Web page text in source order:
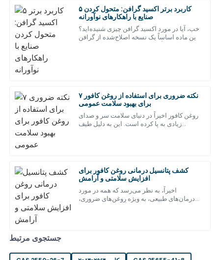
۵ کاربرد برتر اکسید گرافن: متحول کردن
صنایع با راهکارهای نوآورانه
خب، آیا در مورد اکسید گرافن چیزی شنیده‌اید؟
این ماده اساساً یک نسخه اصلاح‌شده از گرافن
۷ نکته ضروری برای استفاده از روغن کافور
برای بهبود سلامت عمومی
روغن کافور اخیراً در دنیای سلامت سر و صدای
زیادی به پا کرده است. این به دلیل طیف
کشف پتانسیل درمانی روغن کافور برای
افزایش سلامتی و آرامش
اخیراً، به نظر می‌رسد که همه در مورد
درمان‌های طبیعی، به ویژه روغن‌های ضروری،
ش
شارلوت
آدامز
من از محصول هیجان‌زده‌ام! خدمات پس از فروش سریع و
و
ویلیام
کینگ
من واقعاً از کیفیت این کالا راضی هستم. خدمات پس از فروش
۲۷
مه ۲۰۲۵
ه
هنری
دیویس
۰۵
جولای ۲۰۲۵
جستجوی مرتبط